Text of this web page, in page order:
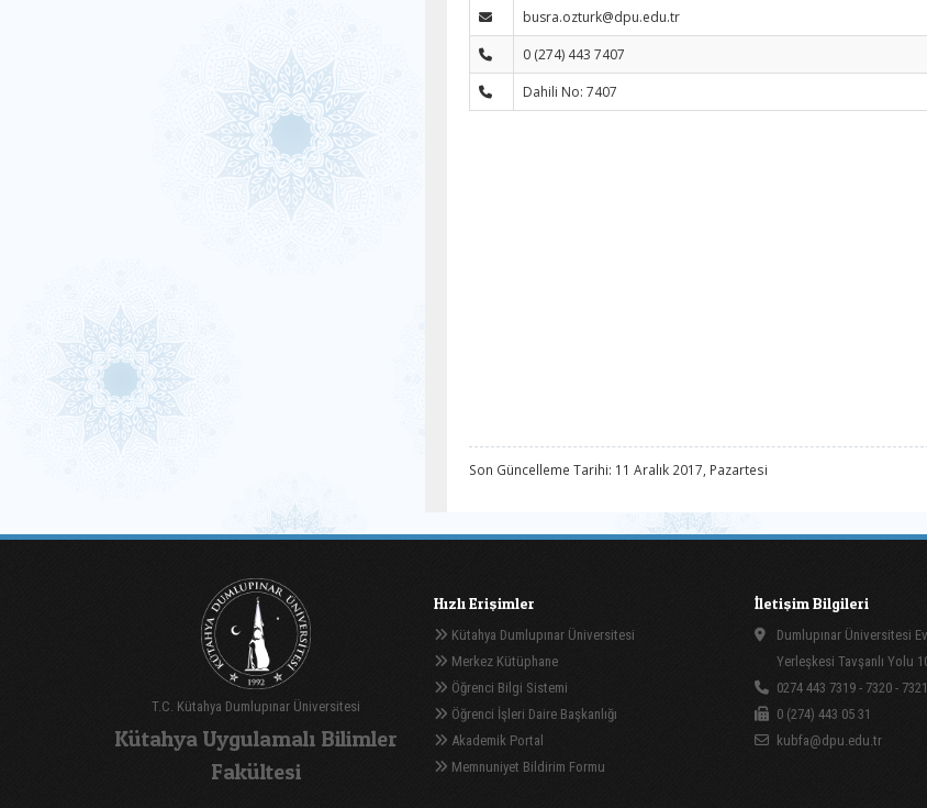
busra.ozturk@dpu.edu.tr
0 (274) 443 7407
Dahili No: 7407
Son Güncelleme Tarihi: 11 Aralık 2017, Pazartesi
T.C. Kütahya Dumlupınar Üniversitesi
Kütahya Uygulamalı Bilimler
Fakültesi
Hızlı Erişimler
Kütahya Dumlupınar Üniversitesi
Merkez Kütüphane
Öğrenci Bilgi Sistemi
Öğrenci İşleri Daire Başkanlığı
Akademik Portal
Memnuniyet Bildirim Formu
İletişim Bilgileri
Dumlupınar Üniversitesi
Yerleşkesi Tavşanlı Yolu
0274 443 7319 - 7320 - 7321
0 (274) 443 05 31
kubfa@dpu.edu.tr